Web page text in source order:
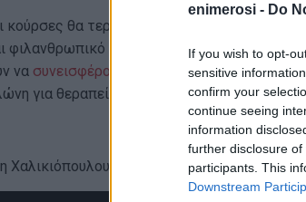
enimerosi - Do
If you wish to opt-
sensitive
confirm your
continue seeing
information
further disclosure of
participants. This
Downstream
κούρσες θα τερματίζουν στο Λιστόν, ενώ
φιλανθρωπικό χαρακτήρα, αφού οι
να συνεισφέρουν οικονομικάώστε ο μικρός
για θεραπεία.
Χαλικιόπουλου: